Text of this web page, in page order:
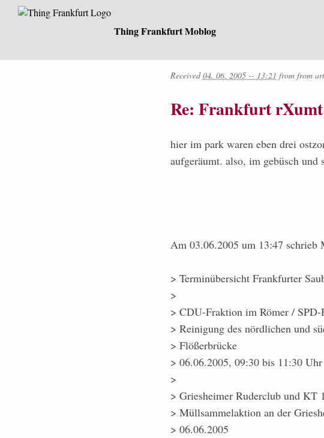
Thing Frankfurt Moblog
Received04. 06. 2005 -- 13:21 from from
Re: Frankfurt
hier im park waren eben drei
aufgeräumt. also, im gebüsch und
Am 03.06.2005 um 13:47 schrieb
> Terminübersicht Frankfurter
>
> CDU-Fraktion im Römer /
> Reinigung des nördlichen und
> Flößerbrücke
> 06.06.2005, 09:30 bis 11:30 Uhr
>
> Griesheimer Ruderclub und KT
> Müllsammelaktion an der
> 06.06.2005